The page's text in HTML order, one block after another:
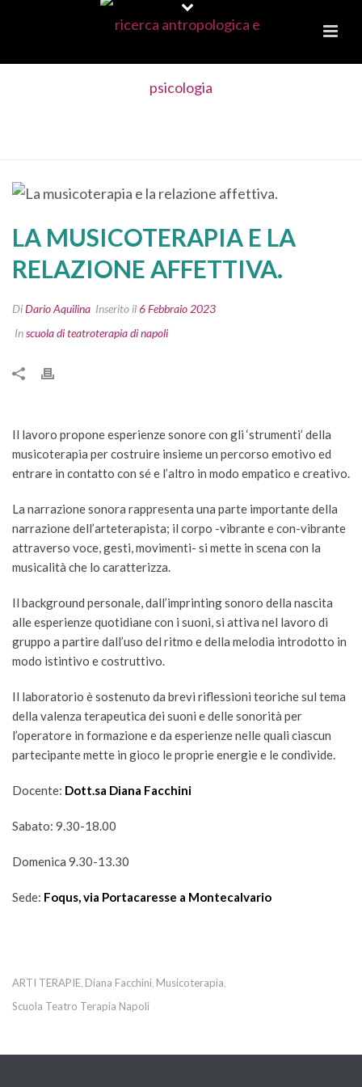
LA MUSICOTERAPIA E LA
RELAZIONE AFFETTIVA.
DiDario Aquilina Inserito il6 Febbraio 2023
Inscuola di teatroterapia di napoli
Il lavoro propone esperienze sonore con gli ‘strumenti’ della
musicoterapia per costruire insieme un percorso emotivo ed
entrare in contatto con sé e l’altro in modo empatico e creativo.
La narrazione sonora rappresenta una parte importante della
narrazione dell’arteterapista; il corpo -vibrante e con-vibrante
attraverso voce, gesti, movimenti- si mette in scena con la
musicalità che lo caratterizza.
Il background personale, dall’imprinting sonoro della nascita
alle esperienze quotidiane con i suoni, si attiva nel lavoro di
gruppo a partire dall’uso del ritmo e della melodia introdotto in
modo istintivo e costruttivo.
Il laboratorio è sostenuto da brevi riflessioni teoriche sul tema
della valenza terapeutica dei suoni e delle sonorità per
l’operatore in formazione e da esperienze nelle quali ciascun
partecipante mette in gioco le proprie energie e le condivide.
Docente: Dott.sa Diana Facchini
Sabato: 9.30-18.00
Domenica 9.30-13.30
Sede: Foqus, via Portacaresse a Montecalvario
ARTI TERAPIE Diana Facchini Musicoterapia
Scuola Teatro Terapia Napoli